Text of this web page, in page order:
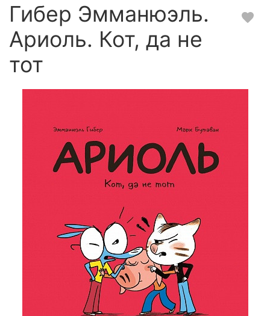
Гибер Эмманюэль.
Ариоль. Кот, да не
тот